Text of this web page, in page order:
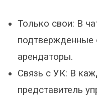
Только свои: В
подтвержденные
арендаторы.
Связь с УК: В
представитель